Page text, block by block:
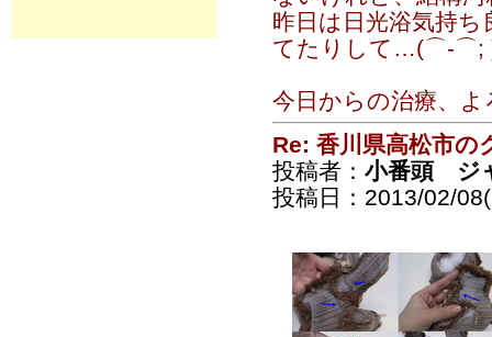
昨日は日光浴気持
てたりして…(⌒-⌒;
今日からの治療、
Re: 香川県高松市の
投稿者： 小番頭 ジ
投稿日：2013/02/